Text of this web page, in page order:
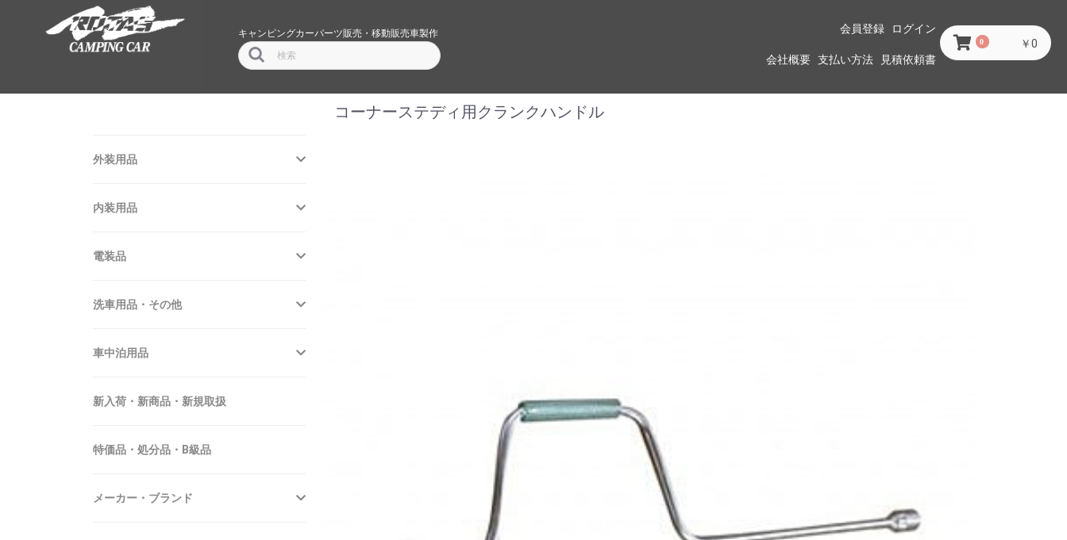
キャンピングカーパーツ販売・移動販売車製作 会員登録 ログイン
会社概要 支払い方法 見積依頼書
0 ￥0
外装用品
内装用品
電装品
洗車用品・その他
車中泊用品
新入荷・新商品・新規取扱
特価品・処分品・B級品
メーカー・ブランド
コーナーステディ用クランクハンドル